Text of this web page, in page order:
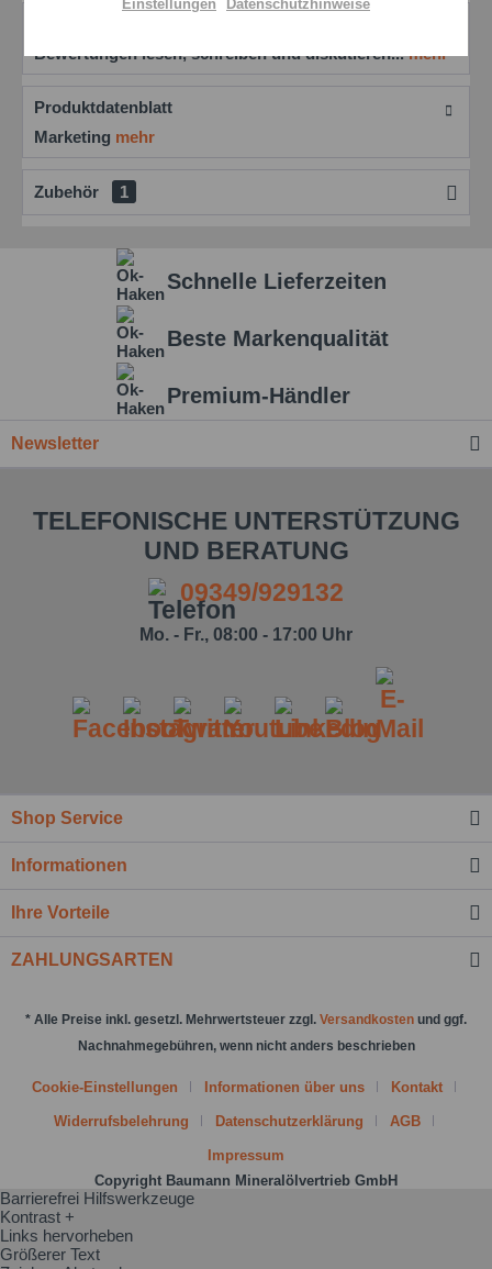
Ich habe die Datenschutzbestimmung
zur
Kenntnis genommen.*
Nachricht senden
Bewertungen lesen, schreiben und diskutieren...mehr
Produktdatenblatt
Marketing mehr
Zubehör 1
Schnelle Lieferzeiten
Beste Markenqualität
Premium-Händler
Newsletter
TELEFONISCHE UNTERSTÜTZUNG
UND BERATUNG
09349/929132
Mo. - Fr., 08:00 - 17:00 Uhr
Shop Service
Informationen
Ihre Vorteile
ZAHLUNGSARTEN
* Alle Preise inkl. gesetzl. Mehrwertsteuer zzgl. Versandkosten und ggf.
Nachnahmegebühren, wenn nicht anders beschrieben
Cookie-Einstellungen Informationen über uns Kontakt
Widerrufsbelehrung Datenschutzerklärung AGB
Impressum
Copyright Baumann Mineralölvertrieb GmbH
Einstellungen speichern
Einstellungen Datenschutzhinweise
Barrierefrei Hilfswerkzeuge
Kontrast +
Links hervorheben
Größerer Text